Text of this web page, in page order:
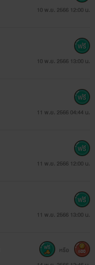
10 พ.ย. 2566 12:00 น.
10 พ.ย. 2566 13:00 น.
11 พ.ย. 2566 04:44 น.
11 พ.ย. 2566 12:00 น.
11 พ.ย. 2566 13:00 น.
หรือ 500